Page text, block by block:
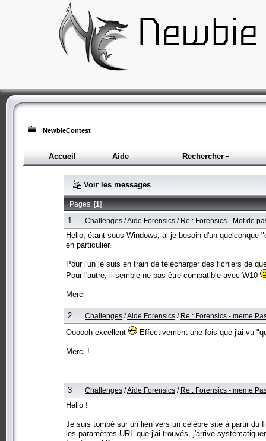
NewbieContest
Accueil Aide Rechercher
Voir les messages
Pages: [1]
1 Challenges /Aide Forensics / Re : Forensics - Mot de
Hello, étant sous Windows, ai-je besoin d'un
en particulier.
Pour l'un je suis en train de télécharger des fichiers de
Pour l'autre, il semble ne pas être compatible avec W10
Merci
2 Challenges /Aide Forensics / Re : Forensics - meme
Oooooh excellent Effectivement une fois que j'ai vu
Merci !
3 Challenges /Aide Forensics / Re : Forensics - meme
Hello !
Je suis tombé sur un lien vers un célèbre site à partir du
les paramètres URL que j'ai trouvés, j'arrive